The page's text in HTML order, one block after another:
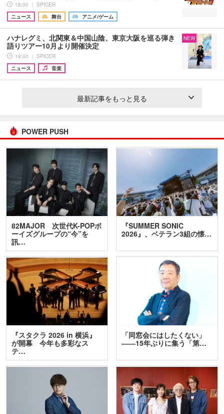
18:00 ｜ SPICER
ニュース
舞台 アニメ/ゲーム
ハナレグミ、北関東＆中国山陰、東京大阪を巡る弾き
語りツアー10月より開催決定
18:00 ｜ SPICER
ニュース
音楽
NEW
最新記事をもっと見る
POWER PUSH
82MAJOR 次世代K-POPボ
ーイズグループの“今”を
訊…
『SUMMER SONIC
2026』、ベテラン3組の懐…
『スタクラ 2026 in 横浜』
が開幕 今年も多彩なス
テ…
「同窓会にはしたくない」
――15年ぶりに集う「第…